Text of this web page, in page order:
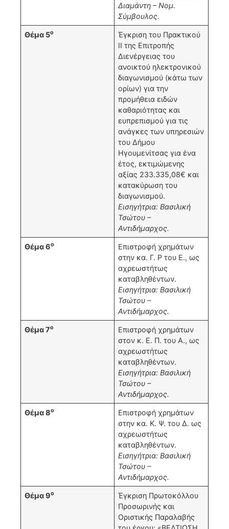
Διαμάντη – Νομ.
Σύμβουλος.
Θέμα 5ο
Έγκριση του Πρακτικού
ΙΙ της Επιτροπής
Διενέργειας του
ανοικτού ηλεκτρονικού
διαγωνισμού (κάτω των
ορίων) για την
προμήθεια ειδών
καθαριότητας και
ευπρεπισμού για τις
ανάγκες των υπηρεσιών
του Δήμου
Ηγουμενίτσας για ένα
έτος, εκτιμώμενης
αξίας 233.335,08€ και
κατακύρωση του
διαγωνισμού.
Εισηγήτρια: Βασιλική
Τσώτου –
Αντιδήμαρχος.
Θέμα 6ο
Επιστροφή χρημάτων
στην κα. Γ. Ρ του Ε., ως
αχρεωστήτως
καταβληθέντων.
Εισηγήτρια: Βασιλική
Τσώτου –
Αντιδήμαρχος.
Θέμα 7ο
Επιστροφή χρημάτων
στον κ. Ε. Π. του Α., ως
αχρεωστήτως
καταβληθέντων.
Εισηγήτρια: Βασιλική
Τσώτου –
Αντιδήμαρχος.
Θέμα 8ο
Επιστροφή χρημάτων
στην κα. Κ. Ψ. του Δ. ως
αχρεωστήτως
καταβληθέντων.
Εισηγήτρια: Βασιλική
Τσώτου –
Αντιδήμαρχος.
Θέμα 9ο
Έγκριση Πρωτοκόλλου
Προσωρινής και
Οριστικής Παραλαβής